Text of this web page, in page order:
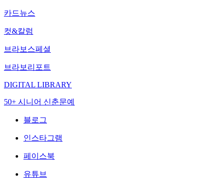
카드뉴스
컷&칼럼
브라보스페셜
브라보리포트
DIGITAL LIBRARY
50+ 시니어 신춘문예
블로그
인스타그램
페이스북
유튜브